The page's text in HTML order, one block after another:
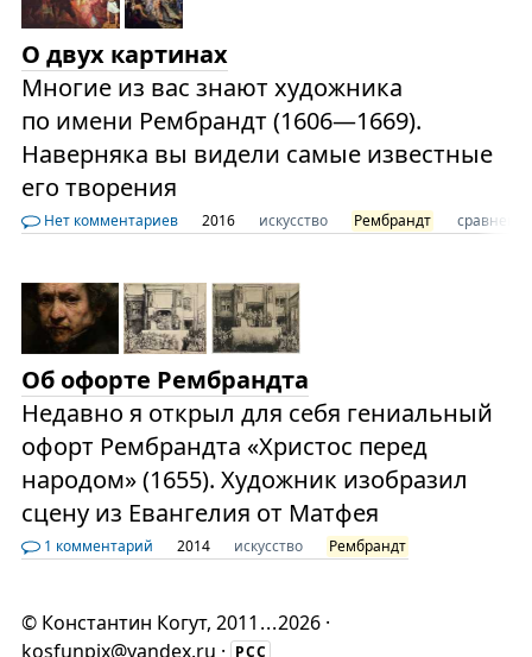
О двух картинах
Многие из вас знают художника
по имени Рембрандт (1606—1669).
Наверняка вы видели самые известные
его творения
Нет комментариев 2016 искусство Рембрандт
Об офорте Рембрандта
Недавно я открыл для себя гениальный
офорт Рембрандта «Христос перед
народом» (1655). Художник изобразил
сцену из Евангелия от Матфея
1 комментарий 2014 искусство Рембрандт
© Константин Когут, 2011 ...2026 ·
kosfunpix@yandex.ru · РСС